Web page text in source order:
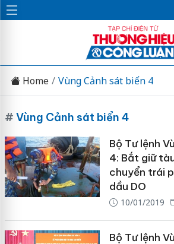
Home Vùng Cảnh sát biển 4
# Vùng Cảnh sát biển 4
Bộ Tư lệnh
4: Bắt giữ
chuyển trái
dầu DO
10/01/2019
Bộ Tư lệnh